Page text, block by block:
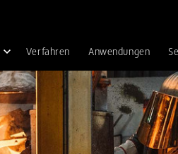
Verfahren Anwendungen